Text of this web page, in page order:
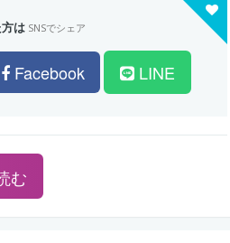
は SNSでシェア
Facebook LINE
む